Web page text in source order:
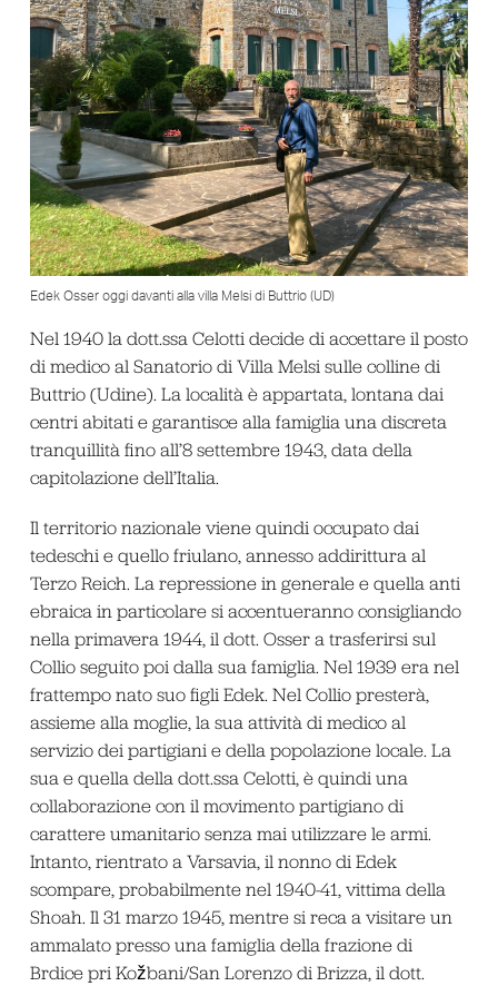
Edek Osser oggi davanti alla villa Melsi di Buttrio (UD)
Nel 1940 la dott.ssa Celotti decide di accettare il posto
di medico al Sanatorio di Villa Melsi sulle colline di
Buttrio (Udine). La località è appartata, lontana dai
centri abitati e garantisce alla famiglia una discreta
tranquillità fino all’8 settembre 1943, data della
capitolazione dell’Italia.
Il territorio nazionale viene quindi occupato dai
tedeschi e quello friulano, annesso addirittura al
Terzo Reich. La repressione in generale e quella anti
ebraica in particolare si accentueranno consigliando
nella primavera 1944, il dott. Osser a trasferirsi sul
Collio seguito poi dalla sua famiglia. Nel 1939 era nel
frattempo nato suo figli Edek. Nel Collio presterà,
assieme alla moglie, la sua attività di medico al
servizio dei partigiani e della popolazione locale. La
sua e quella della dott.ssa Celotti, è quindi una
collaborazione con il movimento partigiano di
carattere umanitario senza mai utilizzare le armi.
Intanto, rientrato a Varsavia, il nonno di Edek
scompare, probabilmente nel 1940-41, vittima della
Shoah. Il 31 marzo 1945, mentre si reca a visitare un
ammalato presso una famiglia della frazione di
Brdice pri Kožbani/San Lorenzo di Brizza, il dott.